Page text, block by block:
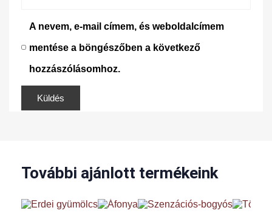
A nevem, e-mail címem, és weboldalcímem
mentése a böngészőben a következő
hozzászólásomhoz.
További ajánlott termékeink